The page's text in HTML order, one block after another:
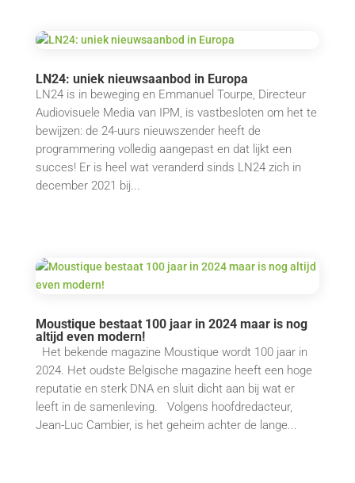
LN24: uniek nieuwsaanbod in Europa
LN24 is in beweging en Emmanuel Tourpe, Directeur
Audiovisuele Media van IPM, is vastbesloten om het te
bewijzen: de 24-uurs nieuwszender heeft de
programmering volledig aangepast en dat lijkt een
succes! Er is heel wat veranderd sinds LN24 zich in
december 2021 bij...
Moustique bestaat 100 jaar in 2024 maar is nog
altijd even modern!
Het bekende magazine Moustique wordt 100 jaar in
2024. Het oudste Belgische magazine heeft een hoge
reputatie en sterk DNA en sluit dicht aan bij wat er
leeft in de samenleving. Volgens hoofdredacteur,
Jean-Luc Cambier, is het geheim achter de lange...